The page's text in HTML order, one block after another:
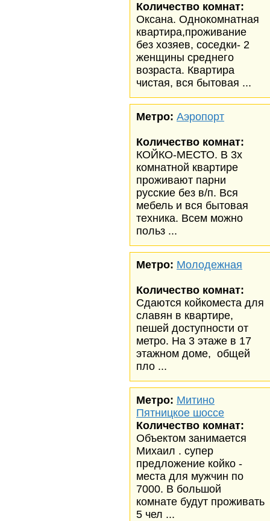
Количество комнат:
Оксана. Однокомнатная
квартира,проживание
без хозяев, соседки- 2
женщины среднего
возраста. Квартира
чистая, вся бытовая ...
Метро: Аэропорт
Количество комнат:
КОЙКО-МЕСТО. В 3х
комнатной квартире
проживают парни
русские без в/п. Вся
мебель и вся бытовая
техника. Всем можно
польз ...
Метро: Молодежная
Количество комнат:
Сдаются койкоместа для
славян в квартире,
пешей доступности от
метро. На 3 этаже в 17
этажном доме, общей
пло ...
Метро: Митино
Пятницкое шоссе
Количество комнат:
Объектом занимается
Михаил . супер
предложение койко -
места для мужчин по
7000. В большой
комнате будут проживать
5 чел ...